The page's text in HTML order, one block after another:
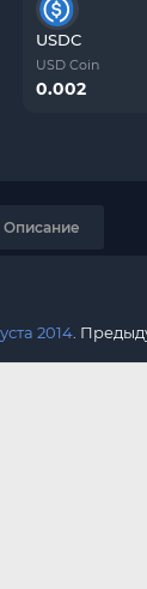
USDC
USD Coin
0.002
Описание
2014.